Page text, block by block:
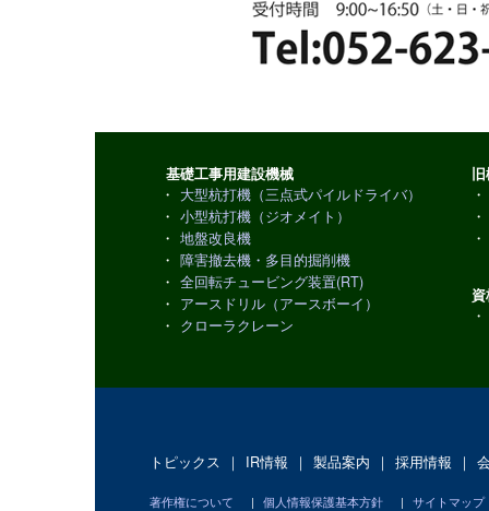
基礎工事用建設機械
・
大型杭打機（三点式パイルドライバ）
・ 小型杭打機（ジオメイト）
・ 地盤改良機
・ 障害撤去機・多目的掘削機
・ 全回転チュービング装置(RT)
・
アースドリル（アースボーイ）
・
クローラクレーン
・
・
・
・
トピックス ｜ IR情報 ｜ 製品案内 ｜ 採用情報 ｜
著作権について | 個人情報保護基本方針 | サイトマップ